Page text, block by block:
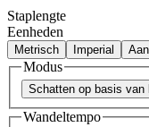
Staplengte
Eenheden
Metrisch Imperial
Modus
Schatten op basis van
Wandeltempo